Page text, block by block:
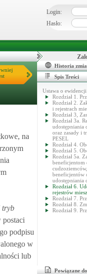
Login:
Hasło:
na
tryb
postaci
podpisu
w
lub
Historia
Spis Treści
Ustawa o
Rozdział 1.
Rozdział 2.
i rejestrach
Rozdział 3,
Rozdział 3a.
udostępniania
oraz zasady i
PESEL
Rozdział 4.
Rozdział 5.
Rozdział 5a.
beneficjentom
beneficjentów
udostępniania
Rozdział 6.
rejestrów
Rozdział 7.
Rozdział 8.
Rozdział 9.
Powiązane